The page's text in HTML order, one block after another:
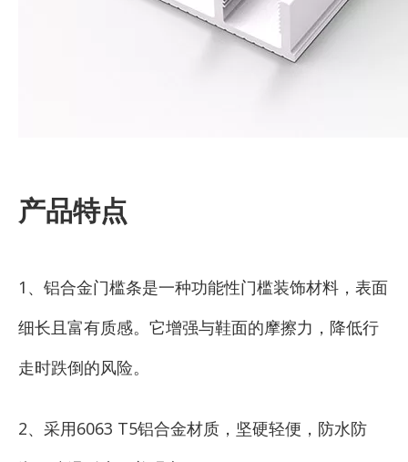
产品特点
1、铝合金门槛条是一种功能性门槛装饰材料，表面
细长且富有质感。它增强与鞋面的摩擦力，降低行
走时跌倒的风险。
2、采用6063 T5铝合金材质，坚硬轻便，防水防